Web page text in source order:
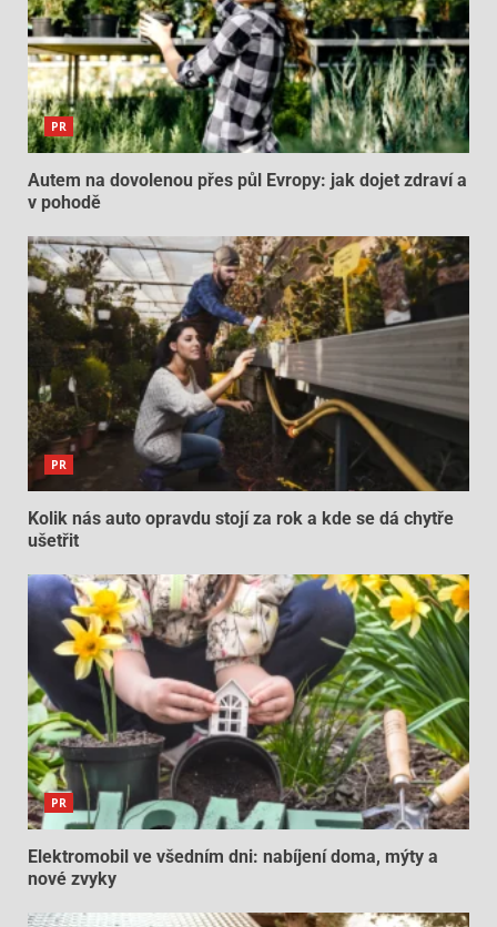
PR
Autem na dovolenou přes půl Evropy: jak dojet zdraví a
v pohodě
PR
Kolik nás auto opravdu stojí za rok a kde se dá chytře
ušetřit
PR
Elektromobil ve všedním dni: nabíjení doma, mýty a
nové zvyky